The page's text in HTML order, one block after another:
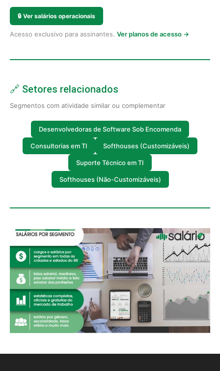
🔒 Ver salários operacionais
Acesso exclusivo para assinantes. Ver planos de acesso →
🔗 Setores relacionados
Segmentos com atividade similar ou complementar
Desenvolvedoras de Software Sob Encomenda
Consultorias em TI Softhouses (Customizáveis)
Suporte Técnico em TI
Softhouses (Não-Customizáveis)